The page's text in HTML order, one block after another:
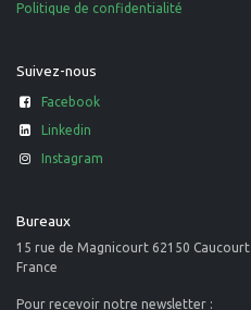
Politique de confidentialité
Suivez-nous
Facebook
Linkedin
Instagram
Bureaux
15 rue de Magnicourt 62150 Caucourt
France
Pour recevoir notre newsletter :